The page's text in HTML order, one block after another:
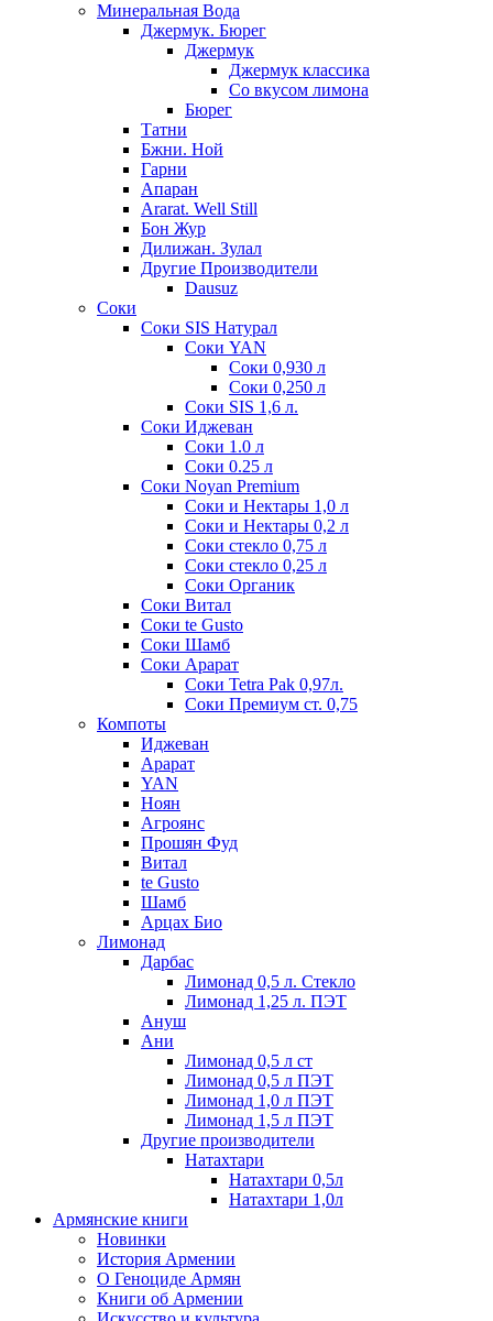
Минеральная Вода
Джермук. Бюрег
Джермук
Джермук классика
Со вкусом лимона
Бюрег
Татни
Бжни. Ной
Гарни
Апаран
Ararat. Well Still
Бон Жур
Дилижан. Зулал
Другие Производители
Dausuz
Соки
Соки SIS Натурал
Соки YAN
Соки 0,930 л
Соки 0,250 л
Соки SIS 1,6 л.
Соки Иджеван
Соки 1.0 л
Соки 0.25 л
Соки Noyan Premium
Соки и Нектары 1,0 л
Соки и Нектары 0,2 л
Соки стекло 0,75 л
Соки стекло 0,25 л
Соки Органик
Соки Витал
Соки te Gusto
Соки Шамб
Соки Арарат
Соки Tetra Pak 0,97л.
Соки Премиум ст. 0,75
Компоты
Иджеван
Арарат
YAN
Ноян
Агроянс
Прошян Фуд
Витал
te Gusto
Шамб
Арцах Био
Лимонад
Дарбас
Лимонад 0,5 л. Стекло
Лимонад 1,25 л. ПЭТ
Ануш
Ани
Лимонад 0,5 л ст
Лимонад 0,5 л ПЭТ
Лимонад 1,0 л ПЭТ
Лимонад 1,5 л ПЭТ
Другие производители
Натахтари
Натахтари 0,5л
Натахтари 1,0л
Армянские книги
Новинки
История Армении
О Геноциде Армян
Книги об Армении